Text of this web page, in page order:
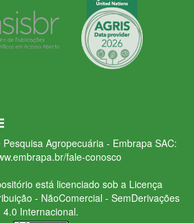
Agropecuária - Embrapa SAC:
fale-conosco
está licenciado sob a Licença
- NãoComercial - SemDerivações
4.0 Internacional.